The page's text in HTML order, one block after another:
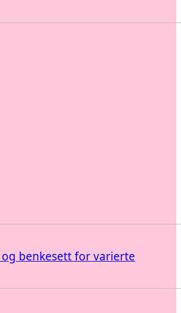
benkesett for varierte